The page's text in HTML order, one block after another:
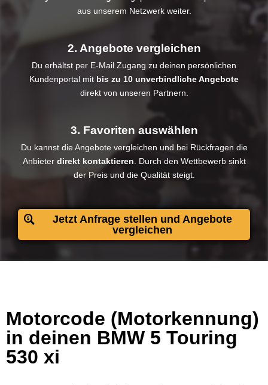
aus unserem Netzwerk weiter.
2. Angebote vergleichen
Du erhältst per E-Mail Zugang zu deinen persönlichen
Kundenportal mit bis zu 10 unverbindliche Angebote
direkt von unseren Partnern.
3. Favoriten auswählen
Du kannst die Angebote vergleichen und bei Rückfragen die
Anbieter direkt kontaktieren. Durch den Wettbewerb sinkt
der Preis und die Qualität steigt.​
Jetzt Anfrage stellen und Angebote
vergleichen
Motorcode (Motorkennung)
in deinen BMW 5 Touring
530 xi